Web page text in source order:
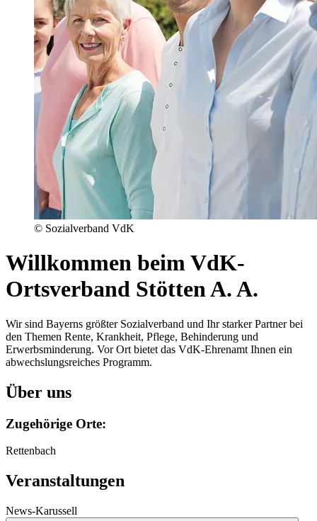
© Sozialverband VdK
Willkommen beim VdK-
Ortsverband Stötten A. A.
Wir sind Bayerns größter Sozialverband und Ihr starker Partner bei
den Themen Rente, Krankheit, Pflege, Behinderung und
Erwerbsminderung. Vor Ort bietet das VdK-Ehrenamt Ihnen ein
abwechslungsreiches Programm.
Über uns
Zugehörige Orte:
Rettenbach
Veranstaltungen
News-Karussell